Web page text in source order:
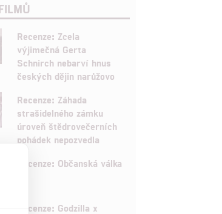
Recenze: Zcela
výjimečná Gerta
Schnirch nebarví hnus
českých dějin narůžovo
Recenze: Záhada
strašidelného zámku
úroveň štědrovečerních
pohádek nepozvedla
Recenze: Občanská válka
Recenze: Godzilla x